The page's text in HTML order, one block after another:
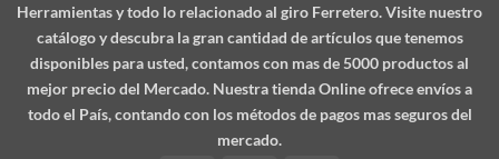
Herramientas y todo lo relacionado al giro Ferretero. Visite nuestro
catálogo y descubra la gran cantidad de artículos que tenemos
disponibles para usted, contamos con mas de 5000 productos al
mejor precio del Mercado. Nuestra tienda Online ofrece envíos a
todo el País, contando con los métodos de pagos mas seguros del
mercado.